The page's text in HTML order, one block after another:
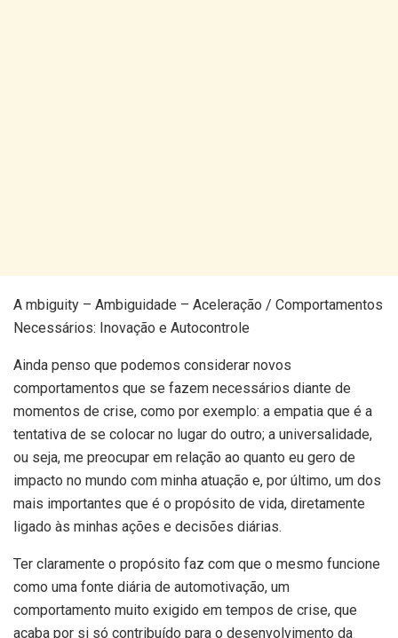
A mbiguity – Ambiguidade – Aceleração / Comportamentos
Necessários: Inovação e Autocontrole
Ainda penso que podemos considerar novos
comportamentos que se fazem necessários diante de
momentos de crise, como por exemplo: a empatia que é a
tentativa de se colocar no lugar do outro; a universalidade,
ou seja, me preocupar em relação ao quanto eu gero de
impacto no mundo com minha atuação e, por último, um dos
mais importantes que é o propósito de vida, diretamente
ligado às minhas ações e decisões diárias.
Ter claramente o propósito faz com que o mesmo funcione
como uma fonte diária de automotivação, um
comportamento muito exigido em tempos de crise, que
acaba por si só contribuído para o desenvolvimento da